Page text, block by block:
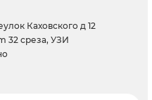
Каховского д 12
32 среза, УЗИ